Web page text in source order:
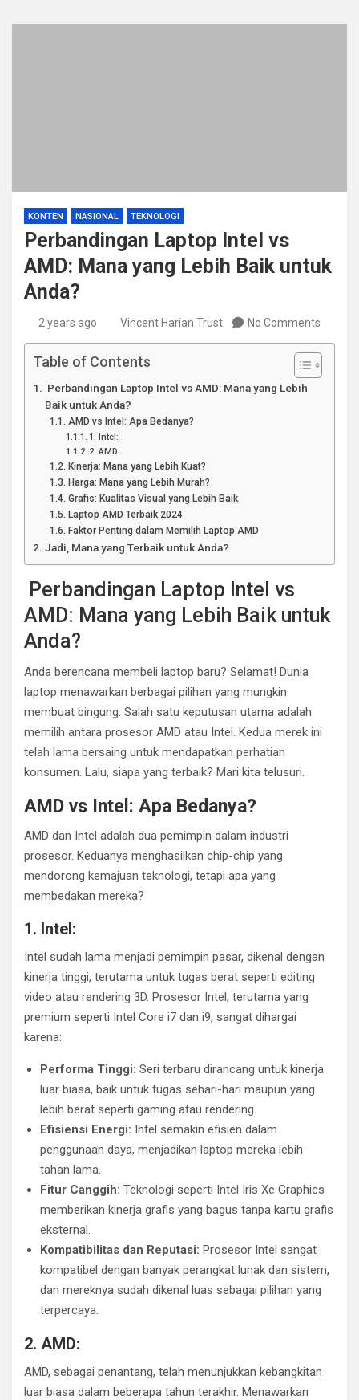
KONTEN NASIONAL TEKNOLOGI
Perbandingan Laptop Intel vs
AMD: Mana yang Lebih Baik untuk
Anda?
2 years ago Vincent Harian Trust No Comments
Table of Contents
Perbandingan Laptop Intel vs AMD: Mana yang Lebih
Baik untuk Anda?
AMD vs Intel: Apa Bedanya?
1. Intel:
2. AMD:
Kinerja: Mana yang Lebih Kuat?
Harga: Mana yang Lebih Murah?
Grafis: Kualitas Visual yang Lebih Baik
Laptop AMD Terbaik 2024
Faktor Penting dalam Memilih Laptop AMD
Jadi, Mana yang Terbaik untuk Anda?
Perbandingan Laptop Intel vs
AMD: Mana yang Lebih Baik untuk
Anda?
Anda berencana membeli laptop baru? Selamat! Dunia
laptop menawarkan berbagai pilihan yang mungkin
membuat bingung. Salah satu keputusan utama adalah
memilih antara prosesor AMD atau Intel. Kedua merek ini
telah lama bersaing untuk mendapatkan perhatian
konsumen. Lalu, siapa yang terbaik? Mari kita telusuri.
AMD vs Intel: Apa Bedanya?
AMD dan Intel adalah dua pemimpin dalam industri
prosesor. Keduanya menghasilkan chip-chip yang
mendorong kemajuan teknologi, tetapi apa yang
membedakan mereka?
1. Intel:
Intel sudah lama menjadi pemimpin pasar, dikenal dengan
kinerja tinggi, terutama untuk tugas berat seperti editing
video atau rendering 3D. Prosesor Intel, terutama yang
premium seperti Intel Core i7 dan i9, sangat dihargai
karena:
Performa Tinggi: Seri terbaru dirancang untuk kinerja
luar biasa, baik untuk tugas sehari-hari maupun yang
lebih berat seperti gaming atau rendering.
Efisiensi Energi: Intel semakin efisien dalam
penggunaan daya, menjadikan laptop mereka lebih
tahan lama.
Fitur Canggih: Teknologi seperti Intel Iris Xe Graphics
memberikan kinerja grafis yang bagus tanpa kartu grafis
eksternal.
Kompatibilitas dan Reputasi: Prosesor Intel sangat
kompatibel dengan banyak perangkat lunak dan sistem,
dan mereknya sudah dikenal luas sebagai pilihan yang
terpercaya.
2. AMD:
AMD, sebagai penantang, telah menunjukkan kebangkitan
luar biasa dalam beberapa tahun terakhir. Menawarkan